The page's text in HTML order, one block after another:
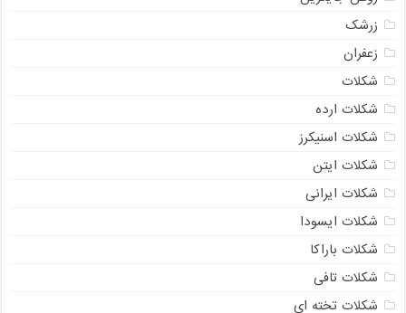
زرشک
زعفران
شکلات
شکلات ارده
شکلات اسنیکرز
شکلات ایتن
شکلات ایرانی
شکلات ایسودا
شکلات باراکا
شکلات تافی
شکلات تخته ای